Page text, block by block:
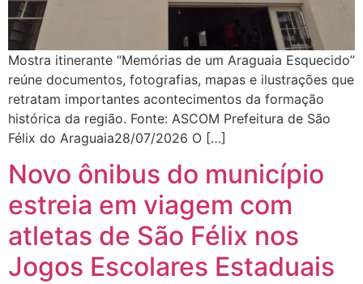
Mostra itinerante “Memórias de um Araguaia Esquecido”
reúne documentos, fotografias, mapas e ilustrações que
retratam importantes acontecimentos da formação
histórica da região. Fonte: ASCOM Prefeitura de São
Félix do Araguaia28/07/2026 O […]
Novo ônibus do município
estreia em viagem com
atletas de São Félix nos
Jogos Escolares Estaduais